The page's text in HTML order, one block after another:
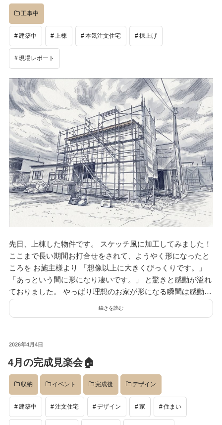
工事中
建築中 上棟 本気注文住宅 棟上げ
現場レポート
先日、上棟した物件です。 スケッチ風に加工してみました！
ここまで長い期間お打合せをされて、ようやく形になったと
ころを お施主様より 「想像以上に大きくびっくりです。」
「あっという間に形になり凄いです。」 と驚きと感動が溢れ
ておりました。 やっぱり理想のお家が形になる瞬間は感動…
続きを読む
投
日:
2026年4月4日
4月の完成見楽会🏠
収納 イベント 完成後 デザイン
建築中 注文住宅 デザイン 家 住まい
完成後
設計
社長のコラム
店舗
デザイン
設計グループ
施工グループ
新商品
未分類